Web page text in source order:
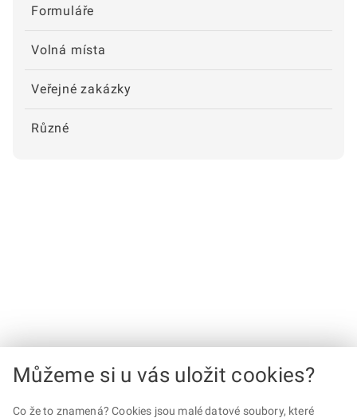
Formuláře
Volná místa
Veřejné zakázky
Různé
Můžeme si u vás uložit cookies?
Co že to znamená? Cookies jsou malé datové soubory, které